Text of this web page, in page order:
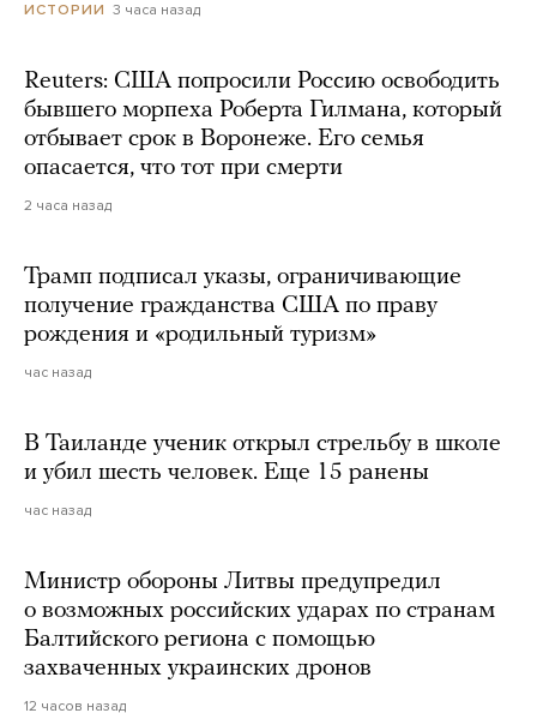
ИСТОРИИ 3 часа назад
Reuters: США попросили Россию освободить
бывшего морпеха Роберта Гилмана, который
отбывает срок в Воронеже. Его семья
опасается, что тот при смерти
2 часа назад
Трамп подписал указы, ограничивающие
получение гражданства США по праву
рождения и «родильный туризм»
час назад
В Таиланде ученик открыл стрельбу в школе
и убил шесть человек. Еще 15 ранены
час назад
Министр обороны Литвы предупредил
о возможных российских ударах по странам
Балтийского региона с помощью
захваченных украинских дронов
12 часов назад